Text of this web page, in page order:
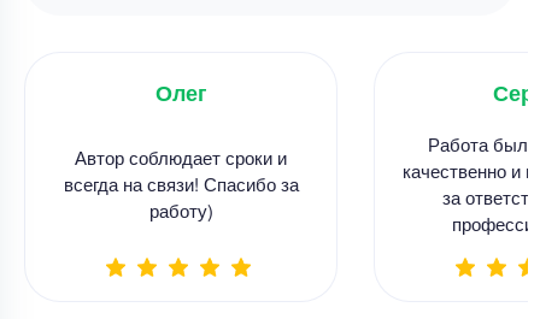
Олег
Автор соблюдает сроки и
всегда на связи! Спасибо за
работу)
Работа
качественно и
за